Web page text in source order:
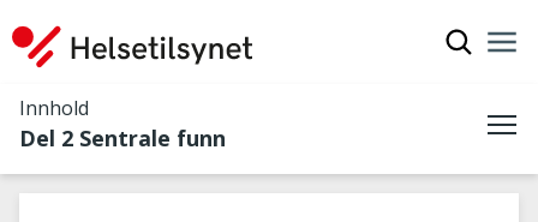
Innhold
Del 2 Sentrale funn